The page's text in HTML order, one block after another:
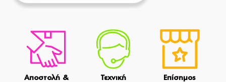
Αποστολή &
Τεχνική
Επίσημος